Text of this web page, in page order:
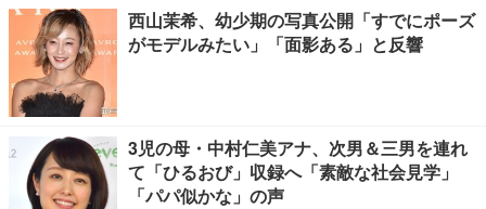
西山茉希、幼少期の写真公開「すでにポーズ
がモデルみたい」「面影ある」と反響
3児の母・中村仁美アナ、次男＆三男を連れ
て「ひるおび」収録へ「素敵な社会見学」
「パパ似かな」の声